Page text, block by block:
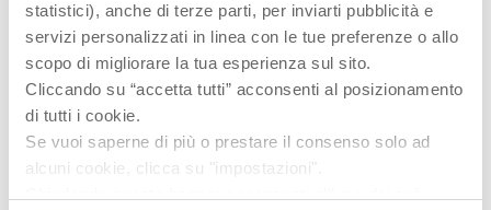
statistici), anche di terze parti, per inviarti pubblicità e
servizi personalizzati in linea con le tue preferenze o allo
scopo di migliorare la tua esperienza sul sito.
Cliccando su “accetta tutti” acconsenti al posizionamento
di tutti i cookie.
Se vuoi saperne di più o prestare il consenso solo ad
alcuni cookie, clicca su "impostazioni".
Poubelle à couches
télescopique
Corbeille à langes
Télescopique XL - Gris
Pierre